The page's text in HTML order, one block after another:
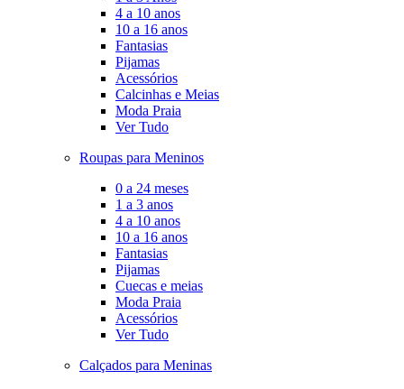
4 a 10 anos
10 a 16 anos
Fantasias
Pijamas
Acessórios
Calcinhas e Meias
Moda Praia
Ver Tudo
Roupas para Meninos
0 a 24 meses
1 a 3 anos
4 a 10 anos
10 a 16 anos
Fantasias
Pijamas
Cuecas e meias
Moda Praia
Acessórios
Ver Tudo
Calçados para Meninas